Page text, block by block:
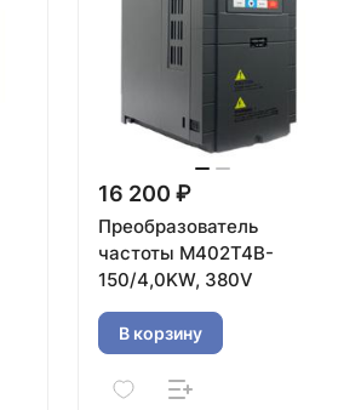
16 200 ₽
Преобразователь
частоты M402T4B-
150/4,0KW, 380V
В корзину